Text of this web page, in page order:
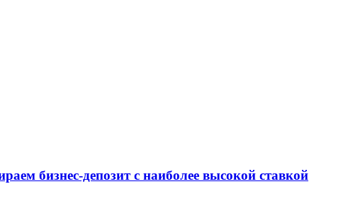
бизнес-депозит с наиболее высокой ставкой